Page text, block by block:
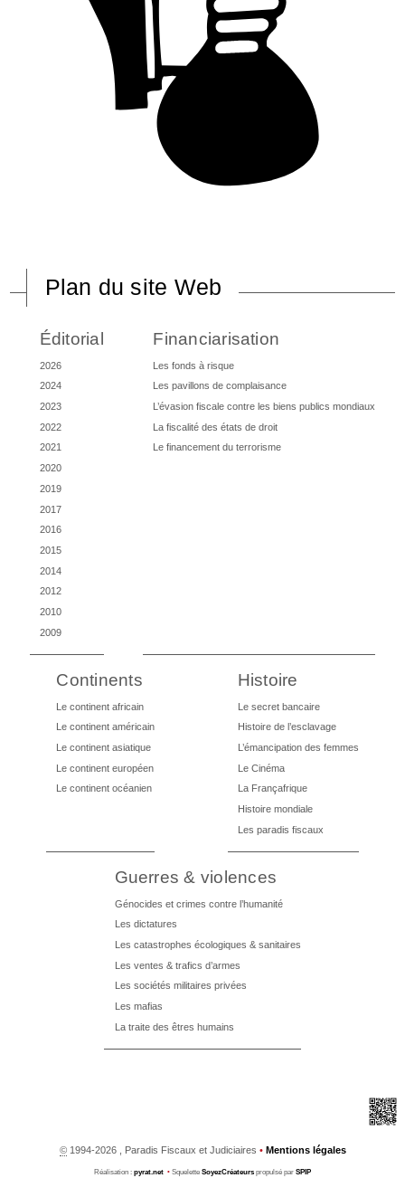
Plan du site Web
Éditorial
2026
2024
2023
2022
2021
2020
2019
2017
2016
2015
2014
2012
2010
2009
Financiarisation
Les fonds à risque
Les pavillons de complaisance
L’évasion fiscale contre les biens publics mondiaux
La fiscalité des états de droit
Le financement du terrorisme
Continents
Le continent africain
Le continent américain
Le continent asiatique
Le continent européen
Le continent océanien
Histoire
Le secret bancaire
Histoire de l’esclavage
L’émancipation des femmes
Le Cinéma
La Françafrique
Histoire mondiale
Les paradis fiscaux
Guerres & violences
Génocides et crimes contre l’humanité
Les dictatures
Les catastrophes écologiques & sanitaires
Les ventes & trafics d’armes
Les sociétés militaires privées
Les mafias
La traite des êtres humains
©1994-2026 , Paradis Fiscaux et Judiciaires • Mentions légales
Réalisation : pyrat.net • Squelette SoyezCréateurs propulsé par SPIP